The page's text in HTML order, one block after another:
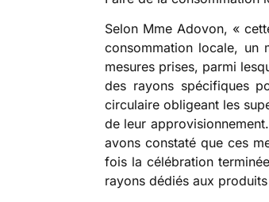
Selon Mme Adovon, «
consommation locale, un
mesures prises, parmi
des rayons spécifiques
circulaire obligeant les
de leur
avons constaté que ces
fois la célébration
rayons dédiés aux